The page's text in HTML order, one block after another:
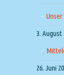
Unser
3. August
26. Juni